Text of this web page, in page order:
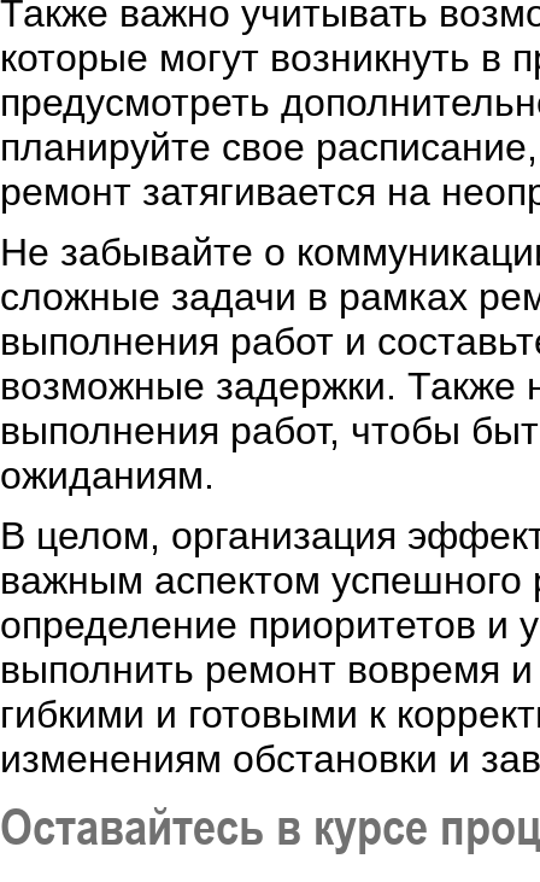
Также важно учитывать
которые могут возникнуть в
предусмотреть
планируйте свое
ремонт затягивается на
Не забывайте о
сложные задачи в рамках
выполнения работ и
возможные задержки. Также
выполнения работ, чтобы
ожиданиям.
В целом, организация
важным аспектом успешного
определение приоритетов и
выполнить ремонт вовремя
гибкими и готовыми к
изменениям обстановки и
Оставайтесь в курсе